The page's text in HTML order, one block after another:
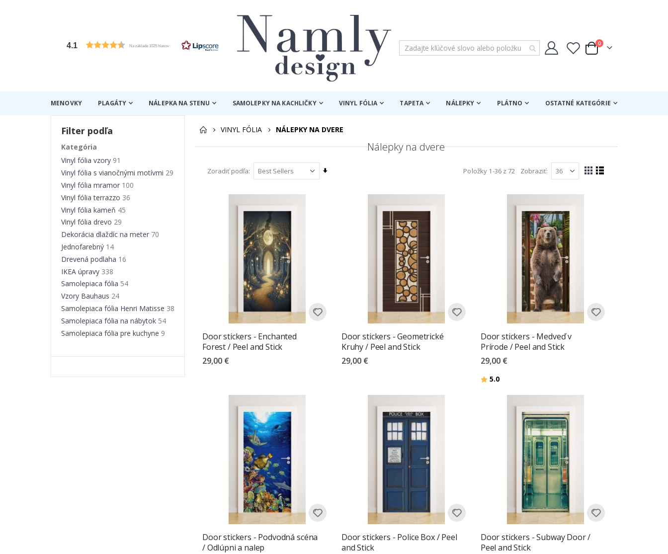
4.1 Na základe 1025 hlasov
Cart
0položky
MENOVKY PLAGÁTY NÁLEPKA NA STENU SAMOLEPKY NA KACHLIČKY VINYL FÓLIA TAPETA NÁLEPKY PLÁTNO OSTATNÉ KATEGÓRIE
VINYL FÓLIA NÁLEPKY NA DVERE
Nálepky na dvere
Zoradiť podľa
Nastaviť
Položky 1-36z 72 Zobraziť
Zobraziť
Mriežka
Zoznam
Door stickers - Enchanted
Forest / Peel and Stick
29,00 €
Door stickers - Geometrické
Kruhy / Peel and Stick
29,00 €
Door stickers - Medveď v
Prírode / Peel and Stick
29,00 €
Hodnotenie:
5.0z 5 hviezdičiek
Door stickers - Podvodná scéna
/ Odlúpni a nalep
Door stickers - Police Box / Peel
and Stick
Door stickers - Subway Door /
Peel and Stick
Filter podľa
Kategória
Vinyl fólia vzory 91
Vinyl fólia s vianočnými motívmi 29
Vinyl fólia mramor 100
Vinyl fólia terrazzo 36
Vinyl fólia kameň 45
Vinyl fólia drevo 29
Dekorácia dlaždíc na meter 70
Jednofarebný 14
Drevená podlaha 16
IKEA úpravy 338
Samolepiaca fólia 54
Vzory Bauhaus 24
Samolepiaca fólia Henri Matisse 38
Samolepiaca fólia na nábytok 54
Samolepiaca fólia pre kuchyne 9